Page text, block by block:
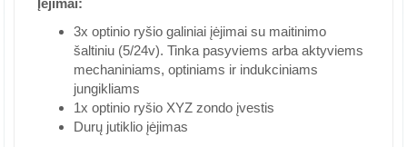
Įėjimai:
3x optinio ryšio galiniai įėjimai su maitinimo
šaltiniu (5/24v). Tinka pasyviems arba aktyviems
mechaniniams, optiniams ir indukciniams
jungikliams
1x optinio ryšio XYZ zondo įvestis
Durų jutiklio įėjimas